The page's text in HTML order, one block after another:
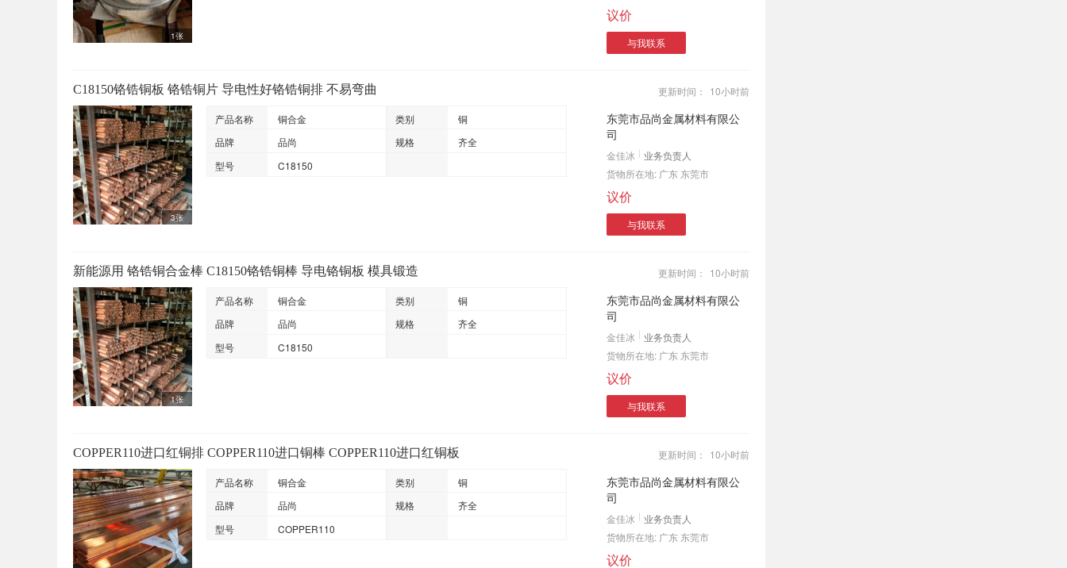
1张
议价
与我联系
C18150铬锆铜板 铬锆铜片 导电性好铬锆铜排 不易弯曲 更新时间： 10小时前
3张
产品名称 铜合金 类别
铜
品牌
品尚 规格
齐全
型号
C18150
东莞市品尚金属材料有限公
司
金佳冰
业务负责人
货物所在地: 广东 东莞市
议价
与我联系
新能源用 铬锆铜合金棒 C18150铬锆铜棒 导电铬铜板 模具锻造 更新时间： 10小时前
1张
产品名称 铜合金 类别
铜
品牌
品尚 规格
齐全
型号
C18150
东莞市品尚金属材料有限公
司
金佳冰
业务负责人
货物所在地: 广东 东莞市
议价
与我联系
COPPER110进口红铜排 COPPER110进口铜棒 COPPER110进口红铜板 更新时间： 10小时前
产品名称 铜合金 类别
铜
品牌
品尚 规格
齐全
型号
COPPER110
东莞市品尚金属材料有限公
司
金佳冰
业务负责人
货物所在地: 广东 东莞市
议价